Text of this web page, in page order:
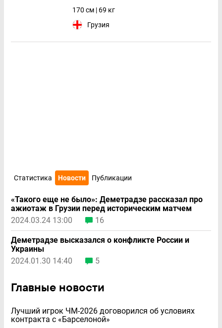
170 см | 69 кг
Грузия
Статистика Новости Публикации
«Такого ещe не было»: Деметрадзе рассказал про
ажиотаж в Грузии перед историческим матчем
2024.03.24 13:00
16
Деметрадзе высказался о конфликте России и
Украины
2024.01.30 14:40
5
Главные новости
Лучший игрок ЧМ-2026 договорился об условиях
контракта с «Барселоной»